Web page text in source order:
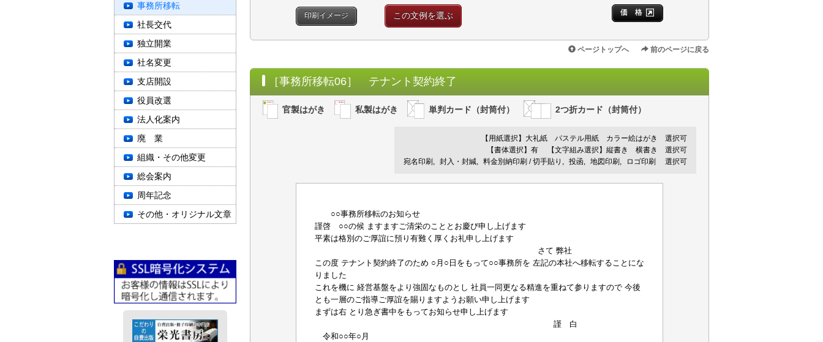
価 格
印刷イメージ この文例を選ぶ
ページトップへ 前のページに戻る
［事務所移転06］ テナント契約終了
官製はがき 私製はがき 単判カード（封筒付） 2つ折カード（封筒付）
【用紙選択】 大礼紙 パステル用紙 カラー絵はがき
選択可
【書体選択】有
【文字組み選択】縦書き 横書き 選択可
宛名印刷
封入・封緘 料金別納印刷 / 切手貼り 投函 地図印刷 ロゴ印刷 選択可
○○事務所移転のお知らせ
謹啓 ○○の候 ますますご清栄のこととお慶び申し上げます
平素は格別のご厚誼に預り有難く厚くお礼申し上げます
さて 弊社
この度 テナント契約終了のため ○月○日をもって○○事務所を 左記の本社へ移転することにな
りました
これを機に 経営基盤をより強固なものとし 社員一同更なる精進を重ねて参りますので 今後
とも一層のご指導ご厚誼を賜りますようお願い申し上げます
まずは右 とり急ぎ書中をもってお知らせ申し上げます
謹 白
令和○○年○月
事務所移転
社長交代
独立開業
社名変更
支店開設
役員改選
法人化案内
廃 業
組織・その他変更
総会案内
周年記念
その他・オリジナル文章